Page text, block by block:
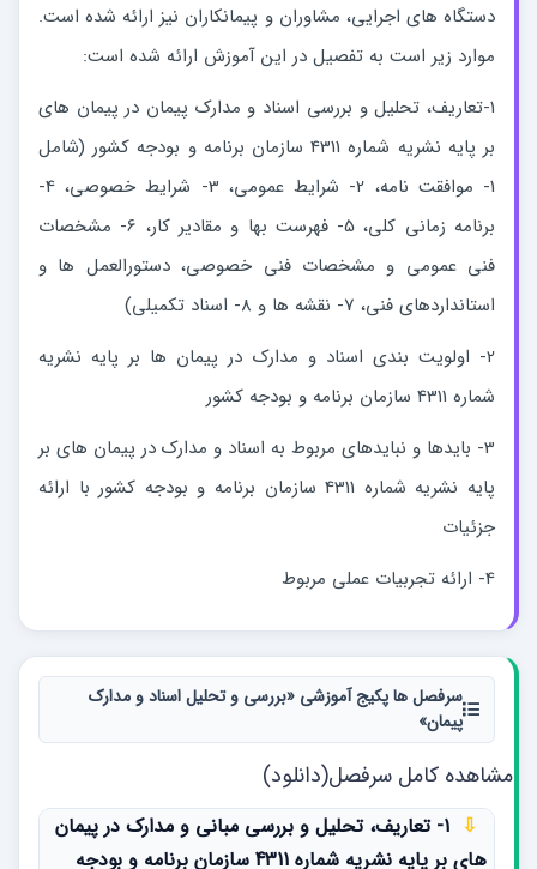
دستگاه های اجرایی، مشاوران و پیمانکاران نیز ارائه شده است.
موارد زیر است به تفصیل در این آموزش ارائه شده است:
1-تعاریف، تحلیل و بررسی اسناد و مدارک پیمان در پیمان های
بر پایه نشریه شماره 4311 سازمان برنامه و بودجه کشور (شامل
برنامه زمانی کلی، 5- فهرست‏ بها و مقادیر کار، 6- مشخصات
فنی عمومی و مشخصات فنی خصوصی، دستورالعمل ها و
استانداردهای فنی، 7- نقشه ها و 8- اسناد تکمیلی)
2- اولویت بندی اسناد و مدارک در پیمان ها بر پایه نشریه
شماره 4311 سازمان برنامه و بودجه کشور
3- بایدها و نبایدهای مربوط به اسناد و مدارک در پیمان های بر
پایه نشریه شماره 4311 سازمان برنامه و بودجه کشور با ارائه
جزئیات
سرفصل ها پکیج آموزشی «بررسی و تحلیل اسناد و مدارک
پیمان»
مشاهده کامل سرفصل(دانلود)
1- تعاریف، تحلیل و بررسی مبانی و مدارک در پیمان
های بر پایه نشریه شماره 4311 سازمان برنامه و بودجه